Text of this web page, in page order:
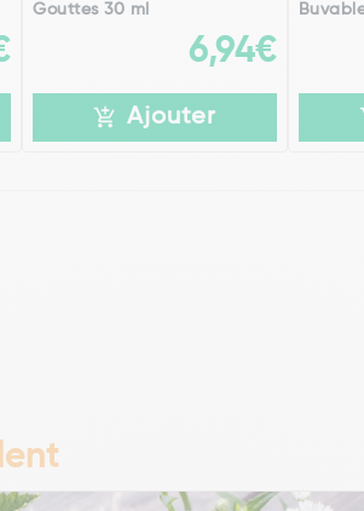
Gouttes 30 ml
6,94€
Ajouter